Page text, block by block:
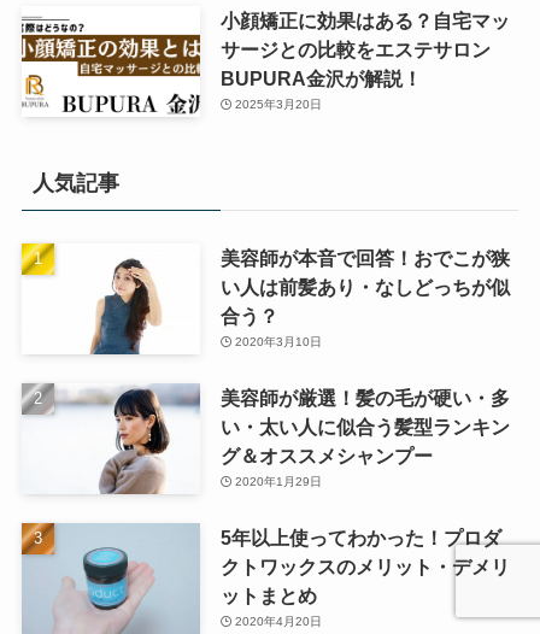
小顔矯正に効果はある？自宅マッ
サージとの比較をエステサロン
BUPURA金沢が解説！
2025年3月20日
人気記事
美容師が本音で回答！おでこが狭
い人は前髪あり・なしどっちが似
合う？
2020年3月10日
美容師が厳選！髪の毛が硬い・多
い・太い人に似合う髪型ランキン
グ＆オススメシャンプー
2020年1月29日
5年以上使ってわかった！プロダ
クトワックスのメリット・デメリ
ットまとめ
2020年4月20日